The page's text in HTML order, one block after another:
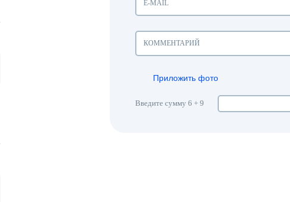
Приложить фото
Введите сумму 6 + 9